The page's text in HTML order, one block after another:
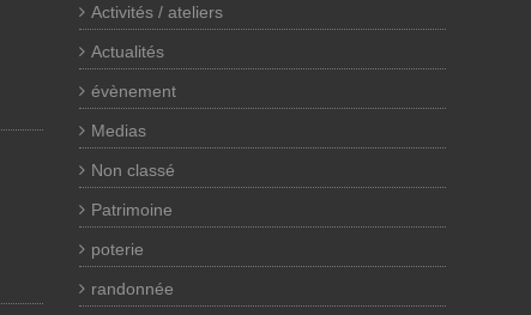
Activités / ateliers
Actualités
évènement
Medias
Non classé
Patrimoine
poterie
randonnée